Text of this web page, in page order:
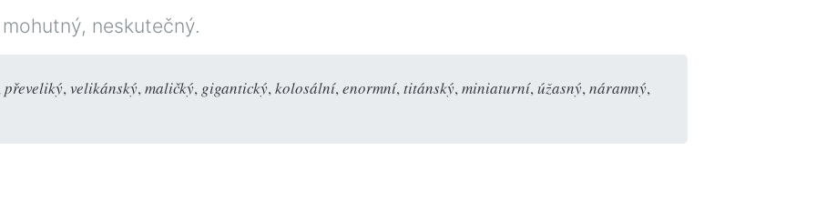
neskutečný.
převeliký, velikánský, maličký, gigantický, kolosální, enormní, titánský, miniaturní, úžasný, náramný,